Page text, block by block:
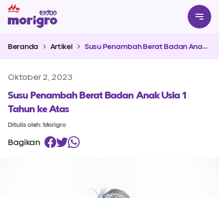
Beranda Artikel Susu Penambah Berat Badan Anak Usia 1 Tahun ke Atas
Oktober 2, 2023
Susu Penambah Berat Badan Anak Usia 1
Tahun ke Atas
Ditulis oleh: Morigro
Bagikan